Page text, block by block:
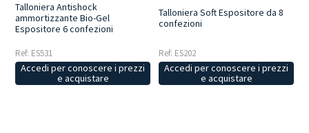
Talloniera Antishock
ammortizzante Bio-Gel
Espositore 6 confezioni
Ref: ES531
Accedi per conoscere i prezzi
e acquistare
Talloniera Soft Espositore da 8
confezioni
Ref: ES202
Accedi per conoscere i prezzi
e acquistare